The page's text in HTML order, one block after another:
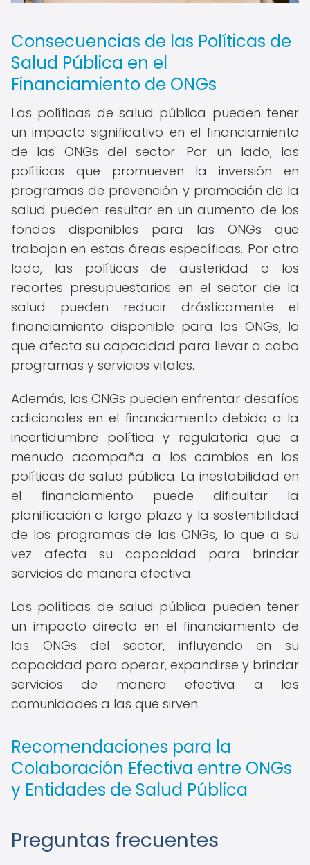
Consecuencias de las Políticas de
Salud Pública en el
Financiamiento de ONGs
Las políticas de salud pública pueden tener
un impacto significativo en el financiamiento
de las ONGs del sector. Por un lado, las
políticas que promueven la inversión en
programas de prevención y promoción de la
salud pueden resultar en un aumento de los
fondos disponibles para las ONGs que
trabajan en estas áreas específicas. Por otro
lado, las políticas de austeridad o los
recortes presupuestarios en el sector de la
salud pueden reducir drásticamente el
financiamiento disponible para las ONGs, lo
que afecta su capacidad para llevar a cabo
programas y servicios vitales.
Además, las ONGs pueden enfrentar desafíos
adicionales en el financiamiento debido a la
incertidumbre política y regulatoria que a
menudo acompaña a los cambios en las
políticas de salud pública. La inestabilidad en
el financiamiento puede dificultar la
planificación a largo plazo y la sostenibilidad
de los programas de las ONGs, lo que a su
vez afecta su capacidad para brindar
servicios de manera efectiva.
Las políticas de salud pública pueden tener
un impacto directo en el financiamiento de
las ONGs del sector, influyendo en su
capacidad para operar, expandirse y brindar
servicios de manera efectiva a las
comunidades a las que sirven.
Recomendaciones para la
Colaboración Efectiva entre ONGs
y Entidades de Salud Pública
Preguntas frecuentes